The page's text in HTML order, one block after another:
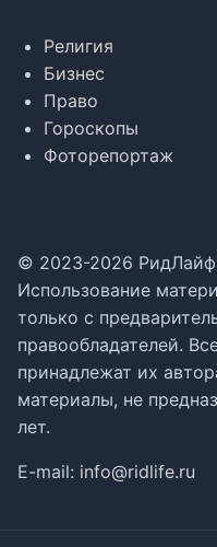
Религия
Бизнес
Право
Гороскопы
Фоторепортаж
© 2023-2026
Использование
только с
правообладателей.
принадлежат их
материалы, не
лет.
E-mail: info@ridlife.ru